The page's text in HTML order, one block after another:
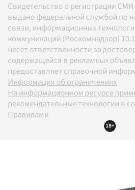
Свидетельство о регистрации
выдано федеральной службой по
связи, информационных
коммуникаций (Роскомнадзор)
несет ответственности за
содержащейся в рекламных
предоставляет справочной
Информация об ограничениях
На информационном ресурсе
рекомендательные технологии в
Правилами
18+